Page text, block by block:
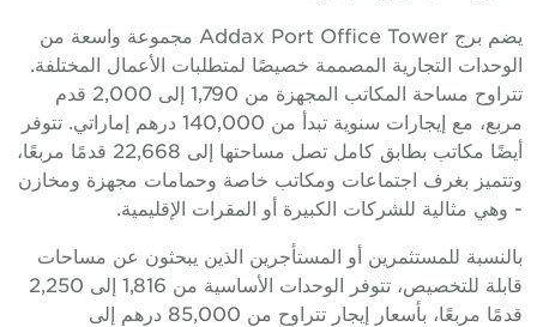
يضم برج Addax Port Office Tower مجموعة واسعة من
الوحدات التجارية المصممة خصيصًا لمتطلبات الأعمال المختلفة.
تتراوح مساحة المكاتب المجهزة من 1,790 إلى 2,000 قدم
مربع، مع إيجارات سنوية تبدأ من 140,000 درهم إماراتي. تتوفر
أيضًا مكاتب بطابق كامل تصل مساحتها إلى 22,668 قدمًا مربعًا،
وتتميز بغرف اجتماعات ومكاتب خاصة وحمامات مجهزة ومخازن
- وهي مثالية للشركات الكبيرة أو المقرات الإقليمية.
بالنسبة للمستثمرين أو المستأجرين الذين يبحثون عن مساحات
قابلة للتخصيص، تتوفر الوحدات الأساسية من 1,816 إلى 2,250
قدمًا مربعًا، بأسعار إيجار تتراوح من 85,000 درهم إلى